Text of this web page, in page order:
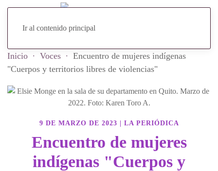
Ir al contenido principal
Inicio Voces
Encuentro de mujeres indígenas
"Cuerpos y territorios libres de violencias"
9 DE MARZO DE 2023 LA PERIÓDICA
Encuentro de mujeres
indígenas "Cuerpos y